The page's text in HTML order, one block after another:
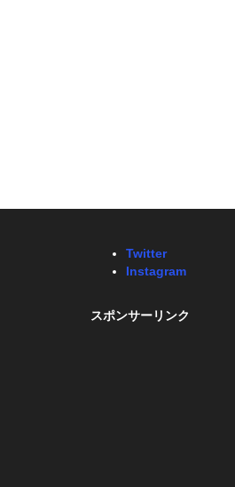
Twitter
Instagram
スポンサーリンク